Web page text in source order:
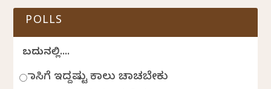
POLLS
ಬದುಕಿನಲ್ಲಿ....
ಹಾಸಿಗೆ ಇದ್ದಷ್ಟು ಕಾಲು ಚಾಚಬೇಕು